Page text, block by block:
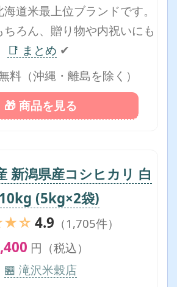
道米最上位ブランドです。
ろん、贈り物や内祝いにも
📑 まとめ ✔
料（沖縄・離島を除く）
🎁 商品を見る
新潟県産コシヒカリ 白
(5kg×2袋)
4.9 （1,705件）
円（税込）
🏪 滝沢米穀店